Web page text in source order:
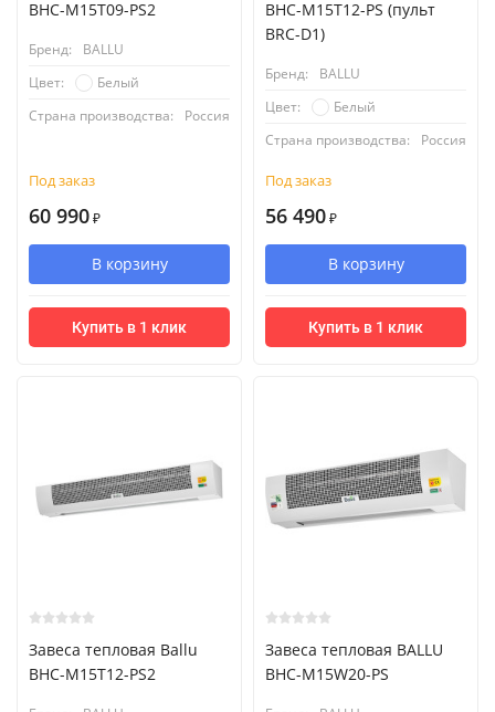
BHC-M15T09-PS2
Бренд:
BALLU
Цвет:
Белый
Страна производства:
Россия
Под заказ
60 990 ₽
В корзину
Купить в 1 клик
BHC-M15T12-PS (пульт
BRC-D1)
Бренд:
BALLU
Цвет:
Белый
Страна производства:
Россия
Под заказ
56 490 ₽
В корзину
Купить в 1 клик
Завеса тепловая Ballu
BHC-M15T12-PS2
Завеса тепловая BALLU
BHC-M15W20-PS